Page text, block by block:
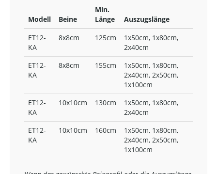
Modell Beine
Min.
Länge
Auszugslänge
ET12-
KA
8x8cm 125cm
1x50cm, 1x80cm,
2x40cm
ET12-
KA
8x8cm 155cm
1x50cm, 1x80cm,
2x40cm, 2x50cm,
1x100cm
ET12-
KA
10x10cm 130cm
1x50cm, 1x80cm,
2x40cm
ET12-
KA
10x10cm 160cm
1x50cm, 1x80cm,
2x40cm, 2x50cm,
1x100cm